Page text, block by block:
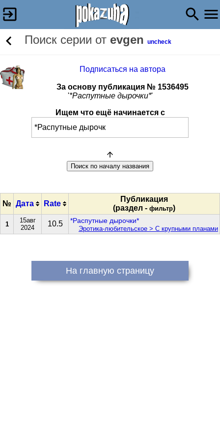
Поиск серии от evgen uncheck
Подписаться на автора
За основу публикация № 1536495
'*Распутные дырочки*'
Ищем что ещё начинается с
№ Дата Rate
Публикация
(раздел - фильтр)
1
15авг
2024
10.5 *Распутные дырочки*
Эротика-любительское > С крупными планами
На главную страницу